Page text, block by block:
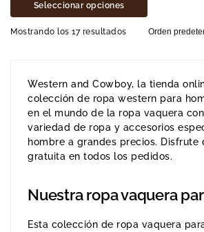
Seleccionar opciones
Mostrando los 17 resultados
Western and Cowboy, la tienda
colección de ropa western para
en el mundo de la ropa vaquera
variedad de ropa y accesorios
hombre a grandes precios. Disfrute
gratuita en todos los pedidos.
Nuestra ropa vaquera
Esta colección de ropa vaquera